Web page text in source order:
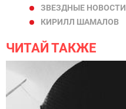
ЗВЕЗДНЫЕ НОВОСТИ
КИРИЛЛ ШАМАЛОВ
ЧИТАЙ ТАКЖЕ